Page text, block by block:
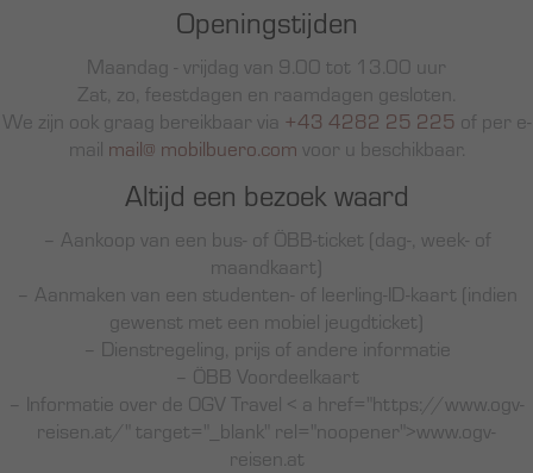
Openingstijden
Maandag - vrijdag van 9.00 tot 13.00 uur
Zat, zo, feestdagen en raamdagen gesloten.
We zijn ook graag bereikbaar via +43 4282 25 225 of per e-
mail mail@ mobilbuero.com voor u beschikbaar.
Altijd een bezoek waard
– Aankoop van een bus- of ÖBB-ticket (dag-, week- of
maandkaart)
– Aanmaken van een studenten- of leerling-ID-kaart (indien
gewenst met een mobiel jeugdticket)
– Dienstregeling, prijs of andere informatie
– ÖBB Voordeelkaart
– Informatie over de OGV Travel < a href="https://www.ogv-
reisen.at/" target="_blank" rel="noopener">www.ogv-
reisen.at